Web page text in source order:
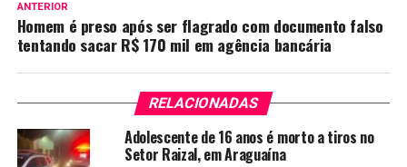
ANTERIOR
Homem é preso após ser flagrado com documento falso
tentando sacar R$ 170 mil em agência bancária
RELACIONADAS
Adolescente de 16 anos é morto a tiros no
Setor Raizal, em Araguaína